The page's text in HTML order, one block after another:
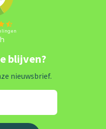
blijven?
nieuwsbrief.